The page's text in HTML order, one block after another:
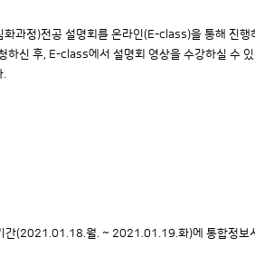
과정)전공 설명회를 온라인(E-class)을 통해 진행
신 후, E-class에서 설명회 영상을 수강하실 수
.
간(2021.01.18.월. ~ 2021.01.19.화)에 통합정보